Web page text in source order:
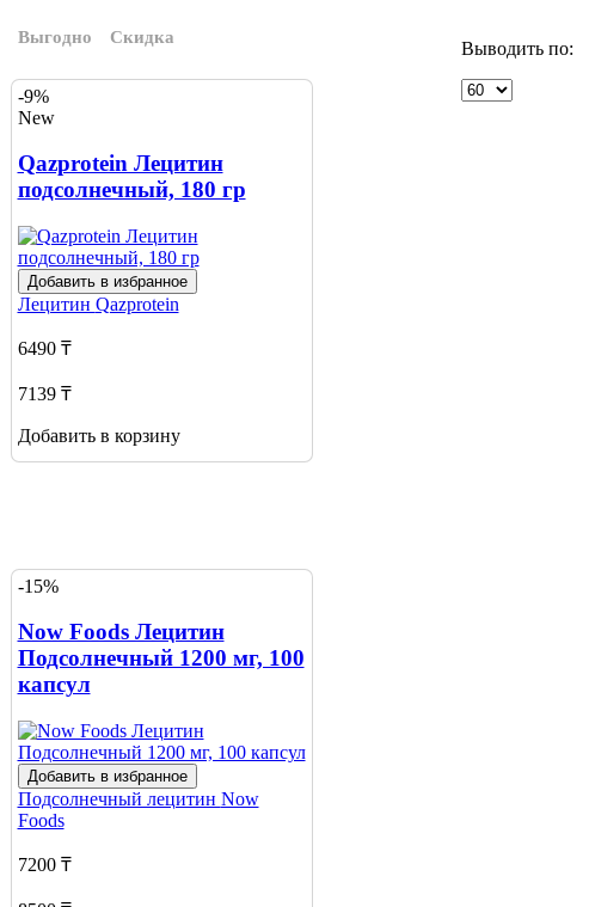
Выгодно Скидка
Выводить по:
-9%
New
Qazprotein Лецитин
подсолнечный, 180 гр
Добавить в избранное
Лецитин Qazprotein
6490 ₸
7139 ₸
Добавить в корзину
-15%
Now Foods Лецитин
Подсолнечный 1200 мг, 100
капсул
Добавить в избранное
Подсолнечный лецитин Now
Foods
7200 ₸